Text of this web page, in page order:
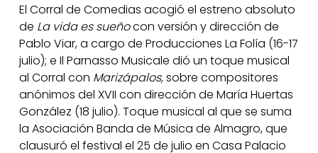
El Corral de Comedias acogió el estreno absoluto
de La vida es sueñocon versión y dirección de
Pablo Viar, a cargo de Producciones La Folía (16-17
julio); e Il Parnasso Musicale dió un toque musical
al Corral con Marizápalos,sobre compositores
anónimos del XVII con dirección de María Huertas
González (18 julio). Toque musical al que se suma
la Asociación Banda de Música de Almagro, que
clausuró el festival el 25 de julio en Casa Palacio